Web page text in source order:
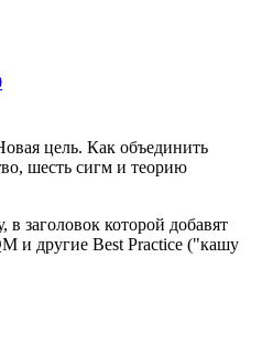
цель. Как объединить
шесть сигм и теорию
заголовок которой добавят
и другие Best Practice ("кашу